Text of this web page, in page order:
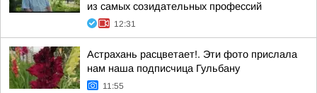
из самых созидательных профессий
12:31
Астрахань расцветает!. Эти фото прислала
нам наша подписчица Гульбану
11:55